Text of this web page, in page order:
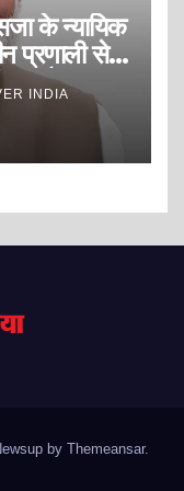
के न्यायिक
प्रणाली से
है?
INDIA
by Themeansar.